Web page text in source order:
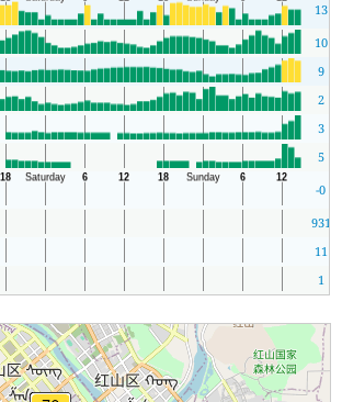
13
10
9
2
3
5
-0
931
11
1